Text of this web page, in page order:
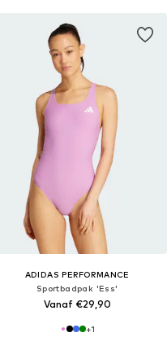
ADIDAS PERFORMANCE
Sportbadpak 'Ess'
Vanaf €29,90
+1